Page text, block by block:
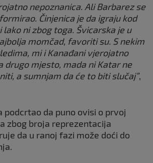
nepoznanica. Ali Barbarez se
Činjenica je da igraju kod
lako ni zbog toga. Švicarska je u
momčad, favoriti su. S nekim
mi i Kanađani vjerojatno
drugo mjesto, mada ni Katar ne
a sumnjam da će to biti slučaj”,
podcrtao da puno ovisi o prvoj
zbog broja reprezentacija
da u ranoj fazi može doći do